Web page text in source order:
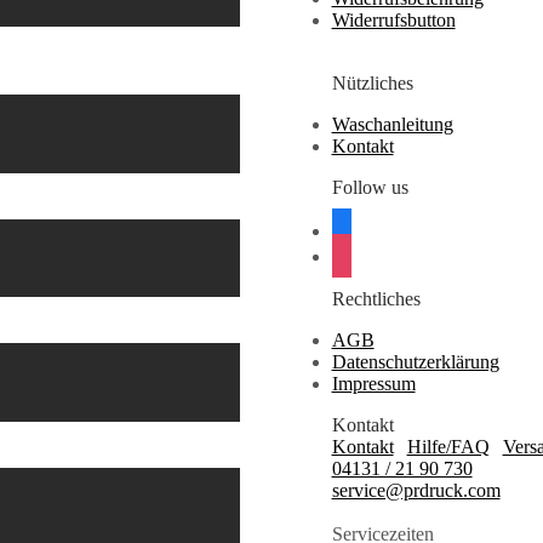
Widerrufsbutton
Nützliches
Waschanleitung
Kontakt
Follow us
Rechtliches
AGB
Datenschutzerklärung
Impressum
Kontakt
Kontakt| Hilfe/FAQ
04131 / 21 90 730
service@prdruck.com
Servicezeiten